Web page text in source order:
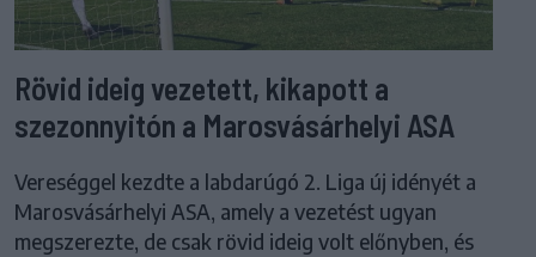
Rövid ideig vezetett, kikapott a
szezonnyitón a Marosvásárhelyi ASA
Vereséggel kezdte a labdarúgó 2. Liga új idényét a
Marosvásárhelyi ASA, amely a vezetést ugyan
megszerezte, de csak rövid ideig volt előnyben, és